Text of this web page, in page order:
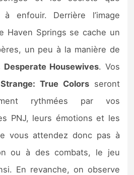
enfouir. Derrière l’image
Haven Springs se cache un
un peu à la manière de
Desperate Housewives. Vos
True Colorsseront
rythmées par vos
PNJ, leurs émotions et les
vous attendez donc pas à
ou à des combats, le jeu
En revanche, on observe